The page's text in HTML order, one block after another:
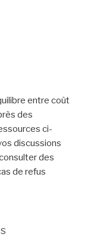
entre coût
des
ci-
discussions
des
de refus